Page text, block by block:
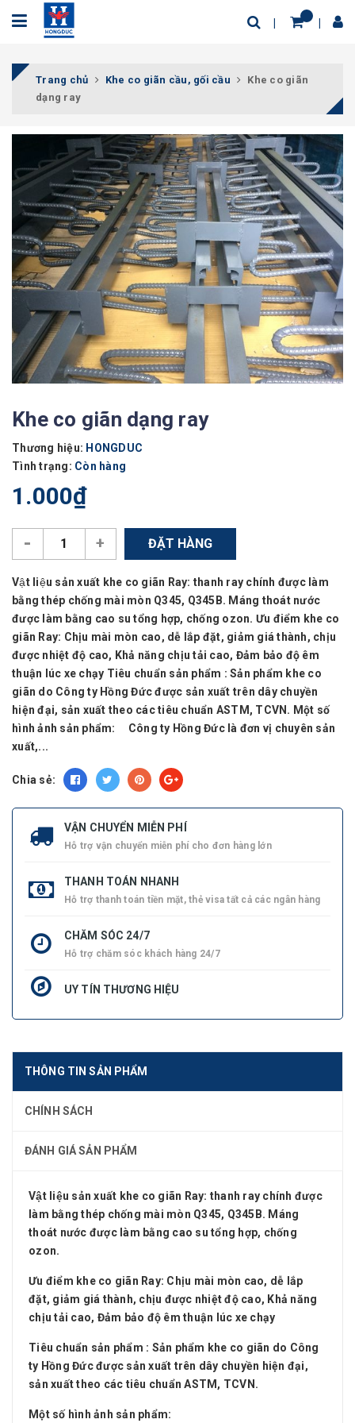
Trang chủ Khe co giãn cầu, gối cầu
Khe co giãn
dạng ray
Khe co giãn dạng ray
Thương hiệu: HONGDUC
Tình trạng: Còn hàng
1.000₫
- + ĐẶT HÀNG
Vật liệu sản xuất khe co giãn Ray: thanh ray chính được làm
bằng thép chống mài mòn Q345, Q345B. Máng thoát nước
được làm bằng cao su tổng hợp, chống ozon. Ưu điểm khe co
giãn Ray: Chịu mài mòn cao , dễ lắp đặt, giảm giá thành, chịu
được nhiệt độ cao , Khả năng chịu tải cao , Đảm bảo độ êm
thuận lúc xe chạy Tiêu chuẩn sản phẩm : Sản phẩm khe co
giãn do Công ty Hồng Đức được sản xuất trên dây chuyền
hiện đại, sản xuất theo các tiêu chuẩn ASTM, TCVN. Một số
hình ảnh sản phẩm: Công ty Hồng Đức là đơn vị chuyên sản
xuất,...
Chia sẻ:
VẬN CHUYỂN MIỄN PHÍ
Hỗ trợ vận chuyển miễn phí cho đơn hàng lớn
THANH TOÁN NHANH
Hỗ trợ thanh toán tiền mặt, thẻ visa tất cả các ngân hàng
CHĂM SÓC 24/7
Hỗ trợ chăm sóc khách hàng 24/7
UY TÍN THƯƠNG HIỆU
THÔNG TIN SẢN PHẨM
CHÍNH SÁCH
ĐÁNH GIÁ SẢN PHẨM
Vật liệu sản xuất khe co giãn Ray: thanh ray chính được
làm bằng thép chống mài mòn Q345, Q345B. Máng
thoát nước được làm bằng cao su tổng hợp, chống
ozon.
Ưu điểm khe co giãn Ray: Chịu mài mòn cao , dễ lắp
đặt, giảm giá thành, chịu được nhiệt độ cao , Khả năng
chịu tải cao , Đảm bảo độ êm thuận lúc xe chạy
Tiêu chuẩn sản phẩm : Sản phẩm khe co giãn do Công
ty Hồng Đức được sản xuất trên dây chuyền hiện đại,
sản xuất theo các tiêu chuẩn ASTM, TCVN.
Một số hình ảnh sản phẩm: